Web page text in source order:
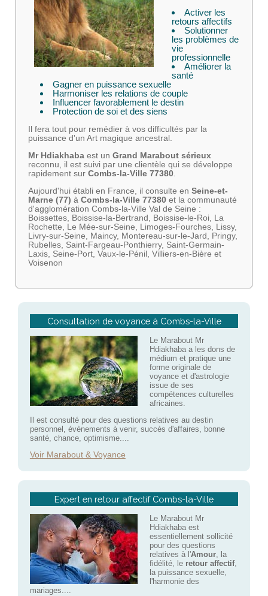
Activer les
retours affectifs
Solutionner
les problèmes de
vie
professionnelle
Améliorer la
santé
Gagner en puissance sexuelle
Harmoniser les relations de couple
Influencer favorablement le destin
Protection de soi et des siens
Il fera tout pour remédier à vos difficultés par la
puissance d'un Art magique ancestral.
Mr Hdiakhaba est un Grand Marabout sérieux
reconnu, il est suivi par une clientèle qui se développe
rapidement sur Combs-la-Ville 77380.
Aujourd'hui établi en France, il consulte en Seine-et-
Marne (77) à Combs-la-Ville 77380 et la communauté
d'agglomération Combs-la-Ville Val de Seine :
Boissettes, Boissise-la-Bertrand, Boissise-le-Roi, La
Rochette, Le Mée-sur-Seine, Limoges-Fourches, Lissy,
Livry-sur-Seine, Maincy, Montereau-sur-le-Jard, Pringy,
Rubelles, Saint-Fargeau-Ponthierry, Saint-Germain-
Laxis, Seine-Port, Vaux-le-Pénil, Villiers-en-Bière et
Voisenon
Consultation de voyance à Combs-la-Ville
Le Marabout Mr
Hdiakhaba a les dons de
médium et pratique une
forme originale de
voyance et d'astrologie
issue de ses
compétences culturelles
africaines.
Il est consulté pour des questions relatives au destin
personnel, évènements à venir, succès d'affaires, bonne
santé, chance, optimisme....
Voir Marabout & Voyance
Expert en retour affectif Combs-la-Ville
Le Marabout Mr
Hdiakhaba est
essentiellement sollicité
pour des questions
relatives à l'Amour, la
fidélité, le retour affectif,
la puissance sexuelle,
l'harmonie des
mariages....